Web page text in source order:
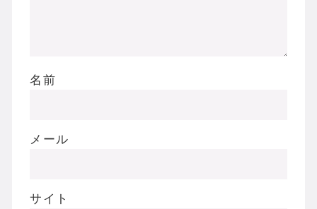
名前
メール
サイト